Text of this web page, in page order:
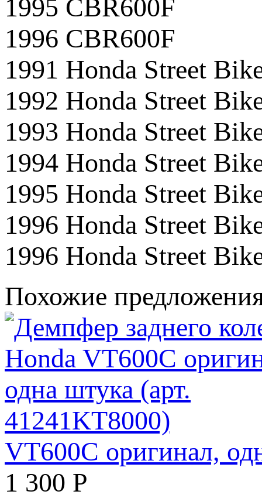
1995 CBR600F
1996 CBR600F
1991 Honda Street
1992 Honda Street
1993 Honda Street
1994 Honda Street
1995 Honda Street
1996 Honda Street
1996 Honda Street
Похожие
VT600C оригинал,
1 300 Р